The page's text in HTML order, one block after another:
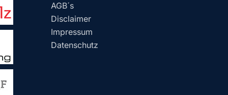
AGB´s
Disclaimer
Impressum
Datenschutz